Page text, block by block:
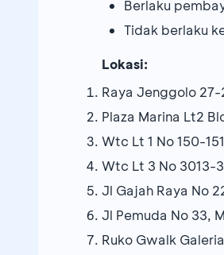
Berlaku
Tidak berlaku
Lokasi:
Raya Jenggolo
Plaza Marina Lt2
Wtc Lt 1 No 150-
Wtc Lt 3 No 3013-
Jl Gajah Raya No
Jl Pemuda No 33,
Ruko Gwalk